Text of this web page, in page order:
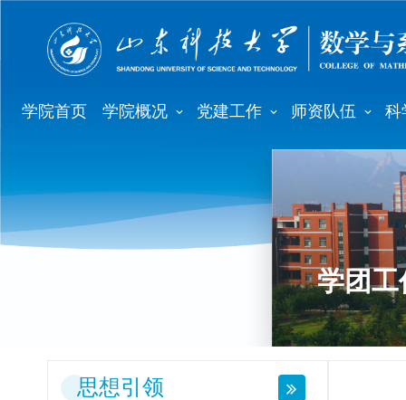
学院首页 学院概况 党建工作 师资队伍 科
学团工
思想引领